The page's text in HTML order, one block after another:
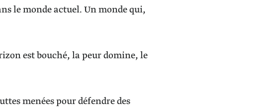
le monde actuel. Un monde qui,
est bouché, la peur domine, le
menées pour défendre des